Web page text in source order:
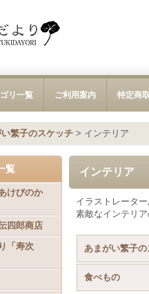
リ一覧 ご利用案内 特定商
繁子のスケッチ > インテリア
覧
けびのか
四郎商店
「寿次
インテリア
イラストレータ
素敵なインテリ
食べもの